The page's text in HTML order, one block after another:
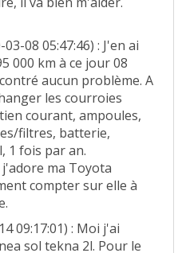
03-08 05:47:46) : J'en ai
000 km à ce jour 08
aucun problème. A
les courroies
courant, ampoules,
filtres, batterie,
1 fois par an.
ma Toyota
compter sur elle à
09:17:01) : Moi j'ai
sol tekna 2l. Pour le